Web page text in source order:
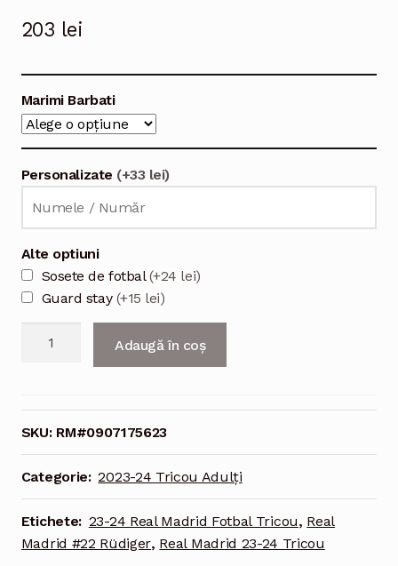
203 lei
Marimi Barbati
Personalizate (+33 lei)
Alte optiuni
Sosete de fotbal(+24 lei)
Guard stay (+15 lei)
Acasa
Adaugă în coș
SKU: RM#0907175623
Categorie: 2023-24 Tricou Adulți
Etichete: 23-24 Real Madrid Fotbal Tricou, Real
Madrid #22 Rüdiger, Real Madrid 23-24 Tricou